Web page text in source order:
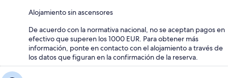
Alojamiento sin ascensores
De acuerdo con la normativa nacional, no se aceptan pagos en
efectivo que superen los 1000 EUR. Para obtener más
información, ponte en contacto con el alojamiento a través de
los datos que figuran en la confirmación de la reserva.